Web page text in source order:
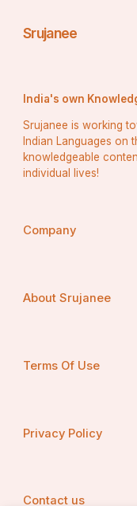
Srujanee
India's own
Srujanee is working
Indian Languages on
knowledgeable
individual lives!
Company
About Srujanee
Terms Of Use
Privacy Policy
Contact us